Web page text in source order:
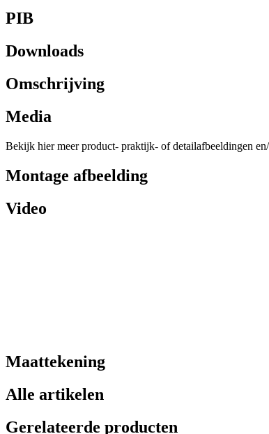
PIB
Downloads
Omschrijving
Media
Bekijk hier meer product- praktijk- of detailafbeeldingen
Montage afbeelding
Video
Maattekening
Alle artikelen
Gerelateerde producten